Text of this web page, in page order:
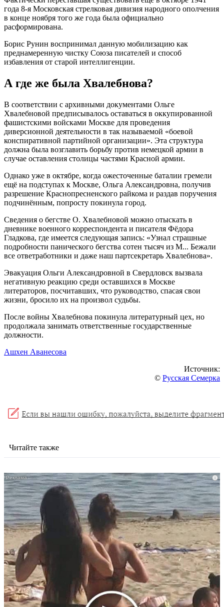
года 8-я Московская стрелковая дивизия народного ополчения
в конце ноября того же года была официально
расформирована.
Борис Рунин воспринимал данную мобилизацию как
преднамеренную чистку Союза писателей и способ
избавления от старой интеллигенции.
А где же была Хвалебнова?
В соответствии с архивными документами Ольге
Хвалебновой предписывалось оставаться в оккупированной
фашистскими войсками Москве для проведения
диверсионной деятельности в так называемой «боевой
конспиративной партийной организации». Эта структура
должна была возглавить борьбу против немецкой армии в
случае оставления столицы частями Красной армии.
Однако уже в октябре, когда ожесточенные баталии гремели
ещё на подступах к Москве, Ольга Александровна, получив
разрешение Краснопресненского райкома и раздав поручения
подчинённым, попросту покинула город.
Сведения о бегстве О. Хвалебновой можно отыскать в
дневнике военного корреспондента и писателя Фёдора
Гладкова, где имеется следующая запись: «Узнал страшные
подробности панического бегства сотен тысяч из М... Бежали
все ответработники и даже наш партсекретарь Хвалебнова».
Эвакуация Ольги Александровной в Свердловск вызвала
негативную реакцию среди оставшихся в Москве
литераторов, посчитавших, что руководство, спасая свои
жизни, бросило их на произвол судьбы.
После войны Хвалебнова покинула литературный цех, но
продолжала занимать ответственные государственные
должности.
Ашхен Аванесова
Источник:
© Русская Семерка
Читайте также
i